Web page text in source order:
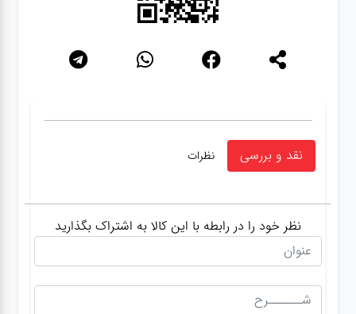
نقد و بررسی نظرات
نظر خود را در رابطه با این کالا به اشتراک بگذارید